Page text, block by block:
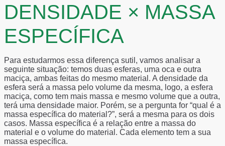
DENSIDADE × MASSA
ESPECÍFICA
Para estudarmos essa diferença sutil, vamos analisar a
seguinte situação: temos duas esferas, uma oca e outra
maciça, ambas feitas do mesmo material. A densidade da
esfera será a massa pelo volume da mesma, logo, a esfera
maciça, como tem mais massa e mesmo volume que a outra,
terá uma densidade maior. Porém, se a pergunta for “qual é a
massa específica do material?”, será a mesma para os dois
casos. Massa específica é a relação entre a massa do
material e o volume do material. Cada elemento tem a sua
massa específica.